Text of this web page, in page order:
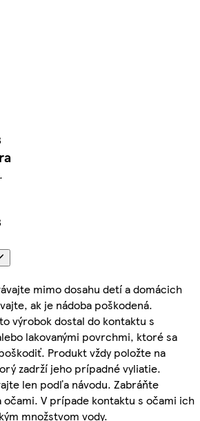
mimo dosahu detí a domácich
ak je nádoba poškodená.
výrobok dostal do kontaktu s
lakovanými povrchmi, ktoré sa
Produkt vždy položte na
zadrží jeho prípadné vyliatie.
len podľa návodu. Zabráňte
očami. V prípade kontaktu s očami ich
množstvom vody.